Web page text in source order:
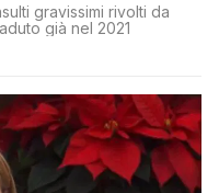
gravissimi rivolti da
già nel 2021